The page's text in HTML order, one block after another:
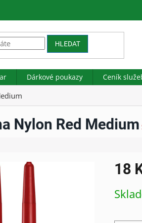
HLEDAT
Dárkové poukazy Ceník
Nylon Red Medium
18
cena: